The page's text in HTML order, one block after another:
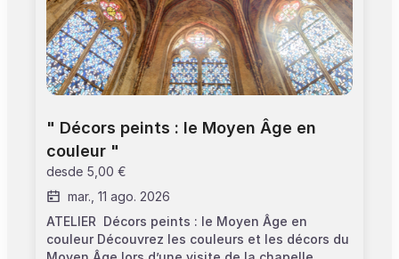
" Décors peints : le Moyen Âge en
couleur "
desde 5,00 €
mar., 11 ago. 2026
ATELIER Décors peints : le Moyen Âge en
couleur Découvrez les couleurs et les décors du